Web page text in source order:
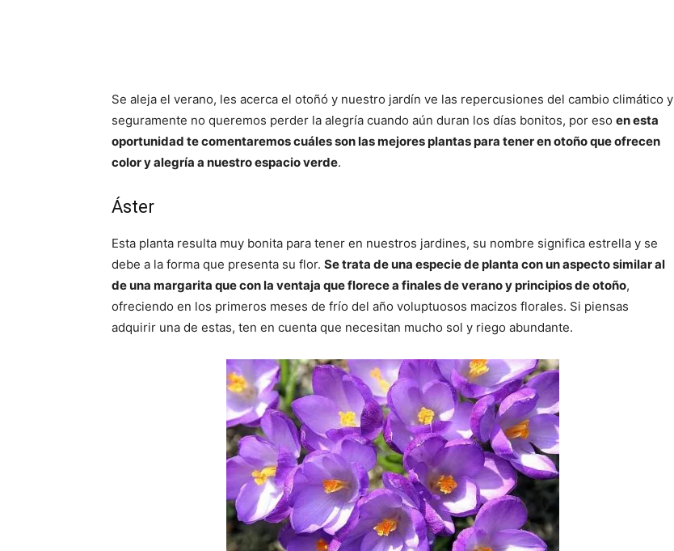
Se aleja el verano, les acerca el otoñó y nuestro jardín ve las repercusiones del cambio climático y
seguramente no queremos perder la alegría cuando aún duran los días bonitos, por eso en esta
oportunidad te comentaremos cuáles son las mejores plantas para tener en otoño que ofrecen
color y alegría a nuestro espacio verde.
Áster
Esta planta resulta muy bonita para tener en nuestros jardines, su nombre significa estrella y se
debe a la forma que presenta su flor. Se trata de una especie de planta con un aspecto similar al
de una margarita que con la ventaja que florece a finales de verano y principios de otoño,
ofreciendo en los primeros meses de frío del año voluptuosos macizos florales. Si piensas
adquirir una de estas, ten en cuenta que necesitan mucho sol y riego abundante.